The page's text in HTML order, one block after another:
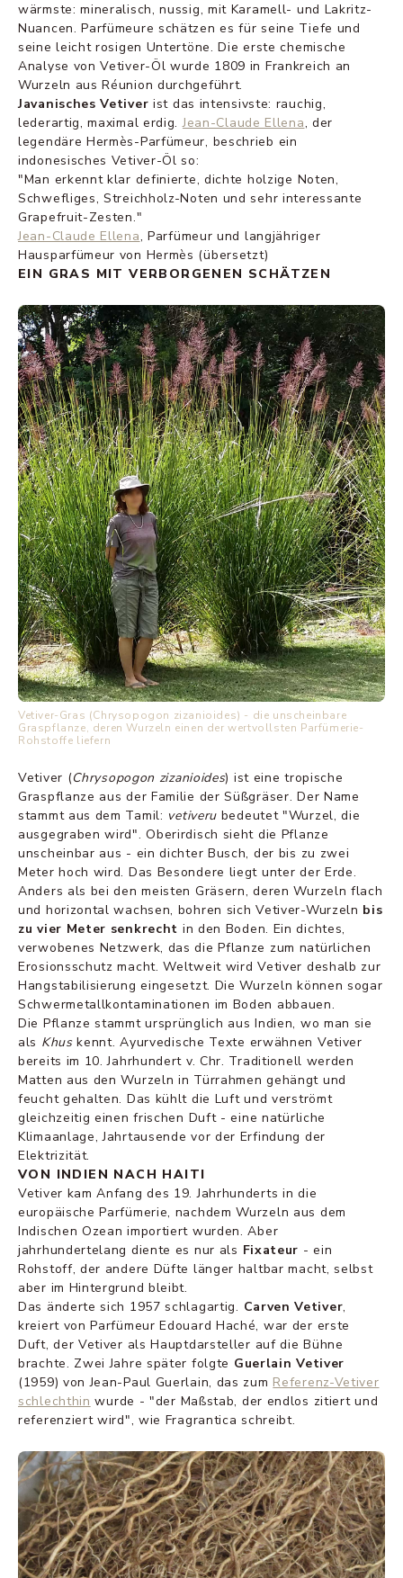
wärmste: mineralisch, nussig, mit Karamell- und Lakritz-
Nuancen. Parfümeure schätzen es für seine Tiefe und
seine leicht rosigen Untertöne. Die erste chemische
Analyse von Vetiver-Öl wurde 1809 in Frankreich an
Wurzeln aus Réunion durchgeführt.
Javanisches Vetiver ist das intensivste: rauchig,
lederartig, maximal erdig.Jean-Claude Ellena, der
legendäre Hermès-Parfümeur, beschrieb ein
indonesisches Vetiver-Öl so:
"Man erkennt klar definierte, dichte holzige Noten,
Schwefliges, Streichholz-Noten und sehr interessante
Grapefruit-Zesten."
Jean-Claude Ellena, Parfümeur und langjähriger
Hausparfümeur von Hermès (übersetzt)
EIN GRAS MIT VERBORGENEN SCHÄTZEN
Vetiver-Gras (Chrysopogon zizanioides) - die unscheinbare
Graspflanze, deren Wurzeln einen der wertvollsten Parfümerie-
Rohstoffe liefern
Vetiver (Chrysopogon zizanioides) ist eine tropische
Graspflanze aus der Familie der Süßgräser. Der Name
stammt aus dem Tamil: vetiveru bedeutet "Wurzel, die
ausgegraben wird". Oberirdisch sieht die Pflanze
unscheinbar aus - ein dichter Busch, der bis zu zwei
Meter hoch wird. Das Besondere liegt unter der Erde.
Anders als bei den meisten Gräsern, deren Wurzeln flach
und horizontal wachsen, bohren sich Vetiver-Wurzeln bis
zu vier Meter senkrecht in den Boden. Ein dichtes,
verwobenes Netzwerk, das die Pflanze zum natürlichen
Erosionsschutz macht. Weltweit wird Vetiver deshalb zur
Hangstabilisierung eingesetzt. Die Wurzeln können sogar
Schwermetallkontaminationen im Boden abbauen.
Die Pflanze stammt ursprünglich aus Indien, wo man sie
als Khuskennt. Ayurvedische Texte erwähnen Vetiver
bereits im 10. Jahrhundert v. Chr. Traditionell werden
Matten aus den Wurzeln in Türrahmen gehängt und
feucht gehalten. Das kühlt die Luft und verströmt
gleichzeitig einen frischen Duft - eine natürliche
Klimaanlage, Jahrtausende vor der Erfindung der
Elektrizität.
VON INDIEN NACH HAITI
Vetiver kam Anfang des 19. Jahrhunderts in die
europäische Parfümerie, nachdem Wurzeln aus dem
Indischen Ozean importiert wurden. Aber
jahrhundertelang diente es nur als Fixateur - ein
Rohstoff, der andere Düfte länger haltbar macht, selbst
aber im Hintergrund bleibt.
Das änderte sich 1957 schlagartig. Carven Vetiver,
kreiert von Parfümeur Edouard Haché, war der erste
Duft, der Vetiver als Hauptdarsteller auf die Bühne
brachte. Zwei Jahre später folgte Guerlain Vetiver
(1959) von Jean-Paul Guerlain, das zum Referenz-Vetiver
schlechthin wurde - "der Maßstab, der endlos zitiert und
referenziert wird", wie Fragrantica schreibt.